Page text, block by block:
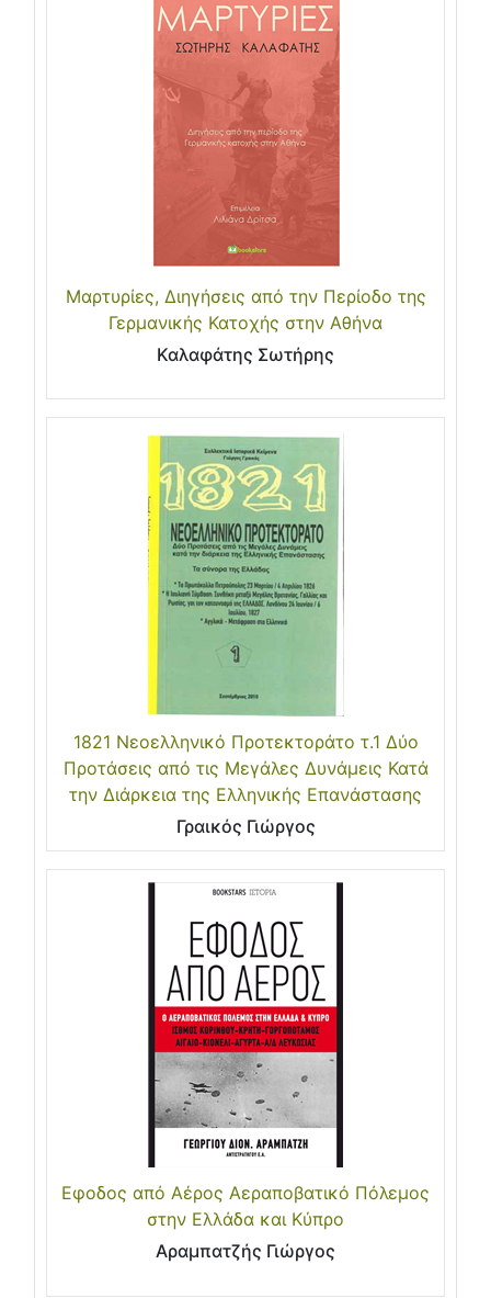
Μαρτυρίες, Διηγήσεις από την Περίοδο της
Γερμανικής Κατοχής στην Αθήνα
Καλαφάτης Σωτήρης
1821 Νεοελληνικό Προτεκτοράτο τ.1 Δύο
Προτάσεις από τις Μεγάλες Δυνάμεις Κατά
την Διάρκεια της Ελληνικής Επανάστασης
Γραικός Γιώργος
Εφοδος από Αέρος Αεραποβατικό Πόλεμος
στην Ελλάδα και Κύπρο
Αραμπατζής Γιώργος